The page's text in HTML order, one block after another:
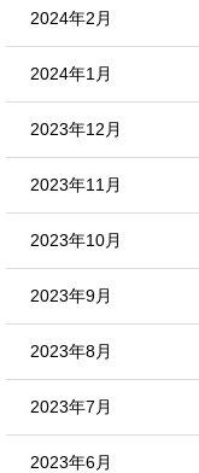
2024年2月
2024年1月
2023年12月
2023年11月
2023年10月
2023年9月
2023年8月
2023年7月
2023年6月